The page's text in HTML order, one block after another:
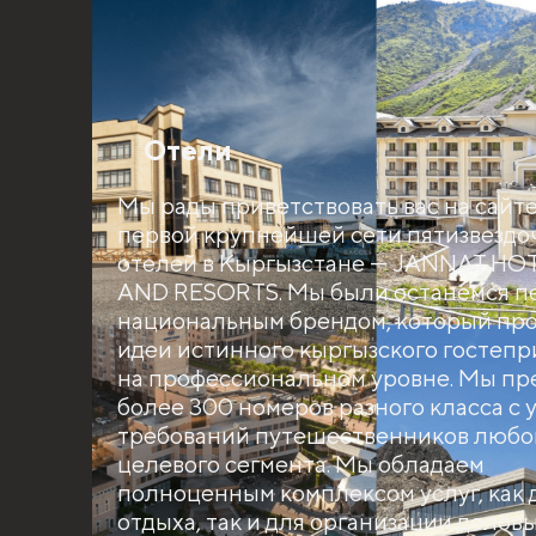
Отели
Мы рады приветствовать вас на
первой крупнейшей сети
отелей в Кыргызстане — JANNAT
AND RESORTS. Мы были останемся
национальным брендом, который
идеи истинного кыргызского
на профессиональном уровне. Мы
более 300 номеров разного класса с
требований путешественников
целевого сегмента. Мы обладаем
полноценным комплексом услуг, как
отдыха, так и для организации